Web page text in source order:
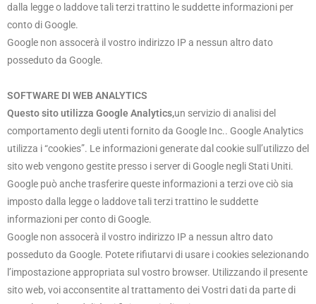
dalla legge o laddove tali terzi trattino le suddette informazioni per
conto di Google.
Google non assocerà il vostro indirizzo IP a nessun altro dato
posseduto da Google.
SOFTWARE DI WEB ANALYTICS
Questo sito utilizza Google Analytics,un servizio di analisi del
comportamento degli utenti fornito da Google Inc.. Google Analytics
utilizza i “cookies”. Le informazioni generate dal cookie sull’utilizzo del
sito web vengono gestite presso i server di Google negli Stati Uniti.
Google può anche trasferire queste informazioni a terzi ove ciò sia
imposto dalla legge o laddove tali terzi trattino le suddette
informazioni per conto di Google.
Google non assocerà il vostro indirizzo IP a nessun altro dato
posseduto da Google. Potete rifiutarvi di usare i cookies selezionando
l’impostazione appropriata sul vostro browser. Utilizzando il presente
sito web, voi acconsentite al trattamento dei Vostri dati da parte di